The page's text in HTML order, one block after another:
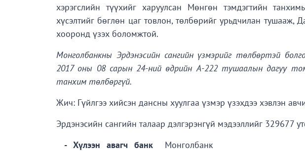
хэрэгслийн түүхийг харуулсан Мөнгөн тэмдэгтийн
хүсэлтийг бөглөн цаг товлон, төлбөрийг урьдчилан тушааж,
хооронд үзэх боломжтой.
Монголбанкны Эрдэнэсийн сангийн үзмэрийг төлбөртэй
2017 оны 08 сарын 24-ний өдрийн А-222 тушаалын дагуу
танхим төлбөргүй.
Жич: Гүйлгээ хийсэн дансны хуулгаа үзмэр үзэхдээ хэвлэн
Эрдэнэсийн сангийн талаар дэлгэрэнгүй мэдээллийг 329677
- Хүлээн авагч банк
Монголбанк